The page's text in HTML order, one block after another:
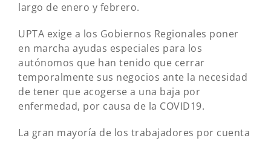
largo de enero y febrero.
UPTA exige a los Gobiernos Regionales poner
en marcha ayudas especiales para los
autónomos que han tenido que cerrar
temporalmente sus negocios ante la necesidad
de tener que acogerse a una baja por
enfermedad, por causa de la COVID19.
La gran mayoría de los trabajadores por cuenta